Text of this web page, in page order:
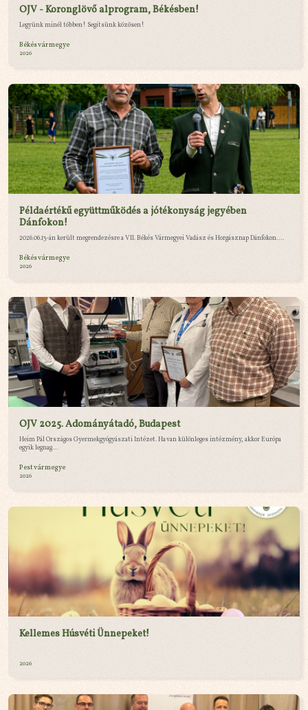
OJV - Koronglövő alprogram, Békésben!
Legyünk minél többen! Segítsünk közösen!
Békés vármegye
2026
Példaértékű együttműködés a jótékonyság jegyében
Dánfokon!
2026.06.13-án került megrendezésre a VII. Békés Vármegyei Vadász és Horgásznap Dánfokon....
Békés vármegye
2026
OJV 2025. Adományátadó, Budapest
Heim Pál Országos Gyermekgyógyászati Intézet. Ha van különleges intézmény, akkor Európa
egyik legnag...
Pest vármegye
2026
Kellemes Húsvéti Ünnepeket!
2026